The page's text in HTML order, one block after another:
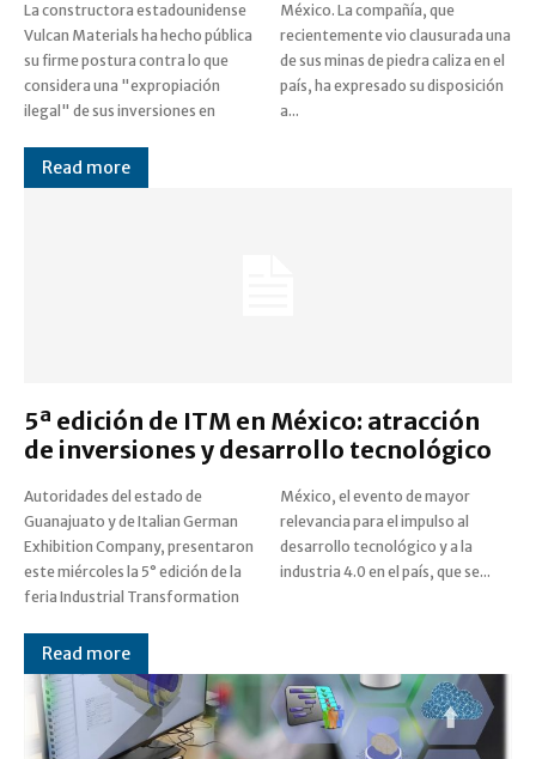
La constructora estadounidense
Vulcan Materials ha hecho pública
su firme postura contra lo que
considera una "expropiación
ilegal" de sus inversiones en
México. La compañía, que
recientemente vio clausurada una
de sus minas de piedra caliza en el
país, ha expresado su disposición
a...
Read more
5ª edición de ITM en México: atracción
de inversiones y desarrollo tecnológico
Autoridades del estado de
Guanajuato y de Italian German
Exhibition Company, presentaron
este miércoles la 5° edición de la
feria Industrial Transformation
México, el evento de mayor
relevancia para el impulso al
desarrollo tecnológico y a la
industria 4.0 en el país, que se...
Read more